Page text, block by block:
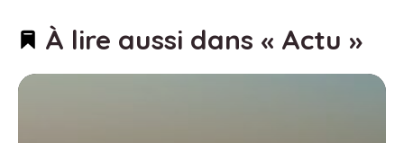
À lire aussi dans « Actu »